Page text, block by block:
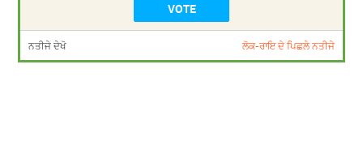
ਨਤੀਜੇ ਦੇਖੋ ਲੋਕ-ਰਾਇ ਦੇ ਪਿਛਲੇ ਨਤੀਜੇ